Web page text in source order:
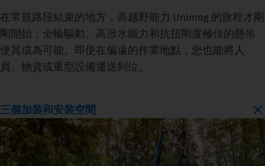
在常規路段結束的地方，高越野能力 Unimog 的旅程才剛
剛開始：全輪驅動、高涉水能力和抗扭剛度極佳的懸吊
使其成為可能。即使在偏遠的作業地點，您也能將人
員、物資或重型設備運送到位。
三個加裝和安裝空間